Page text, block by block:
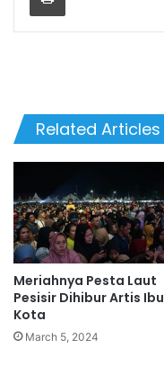
Related Articles
Meriahnya Pesta Laut
Pesisir Dihibur Artis Ibu
Kota
March 5, 2024